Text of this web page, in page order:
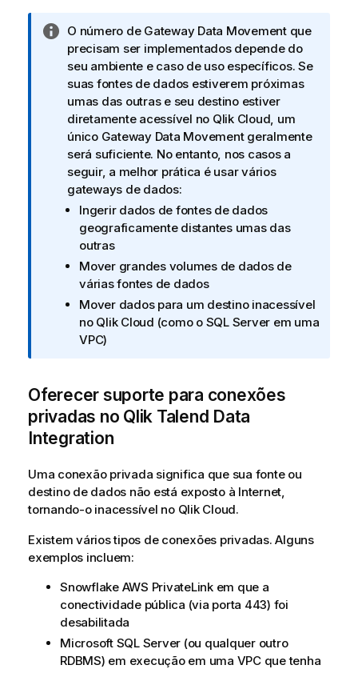
N
o
t
a
i
n
f
o
r
m
a
O número de Gateway Data Movementque
precisam ser implementados depende do
seu ambiente e caso de uso específicos. Se
suas fontes de dados estiverem próximas
umas das outras e seu destino estiver
diretamente acessível no Qlik Cloud, um
único Gateway Data Movementgeralmente
será suficiente. No entanto, nos casos a
seguir, a melhor prática é usar vários
gateways de dados:
Ingerir dados de fontes de dados
geograficamente distantes umas das
outras
Mover grandes volumes de dados de
várias fontes de dados
Mover dados para um destino inacessível
no Qlik Cloud (como o SQL Server em uma
VPC)
Oferecer suporte para conexões
privadas no Qlik Talend Data
Integration
Uma conexão privada significa que sua fonte ou
destino de dados não está exposto à Internet,
tornando-o inacessível no Qlik Cloud.
Existem vários tipos de conexões privadas. Alguns
exemplos incluem:
Snowflake AWS PrivateLink em que a
conectividade pública (via porta 443) foi
desabilitada
Microsoft SQL Server (ou qualquer outro
RDBMS) em execução em uma VPC que tenha